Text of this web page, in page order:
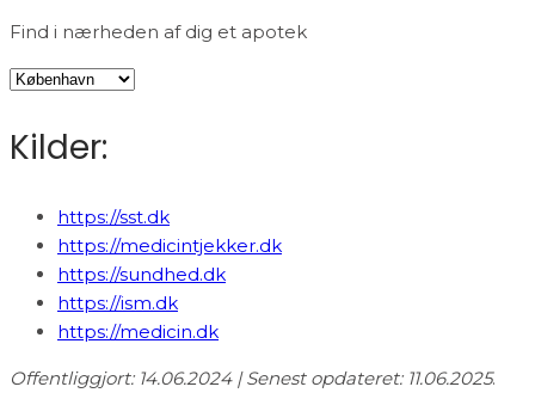
Find i nærheden af dig et apotek
Kilder:
https://sst.dk
https://medicintjekker.dk
https://sundhed.dk
https://ism.dk
https://medicin.dk
Offentliggjort: 14.06.2024 | Senest opdateret: 11.06.2025.